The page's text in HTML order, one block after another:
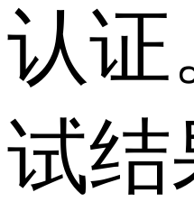
认证
试结